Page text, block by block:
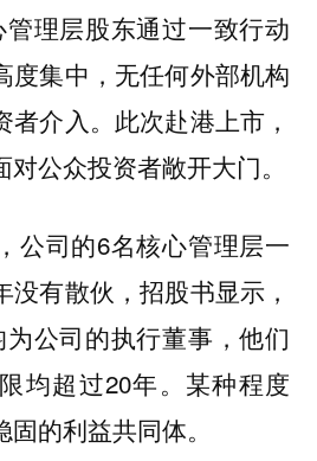
理层股东通过一致行动
度集中，无任何外部机构
介入。此次赴港上市，
公众投资者敞开大门。
公司的6名核心管理层一
有散伙，招股书显示，
公司的执行董事，他们
均超过20年。某种程度
的利益共同体。